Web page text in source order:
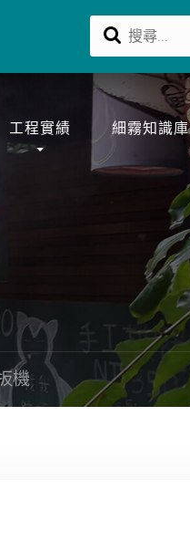
工程實績 細霧知識庫
機